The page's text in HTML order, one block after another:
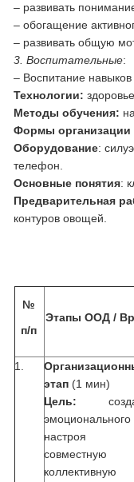
– развивать
– обогащение
– развивать общую
3. Воспитательные:
– Воспитание навыков
Технологии:
Методы обучения:
Формы организации
Оборудование:
телефон.
Основные понятия:
Предварительная
контуров овощей.
№
п/п
Этапы ООД /
1.
этап (1 мин)
Цель:
эмоционального
настроя
совместную
коллективную